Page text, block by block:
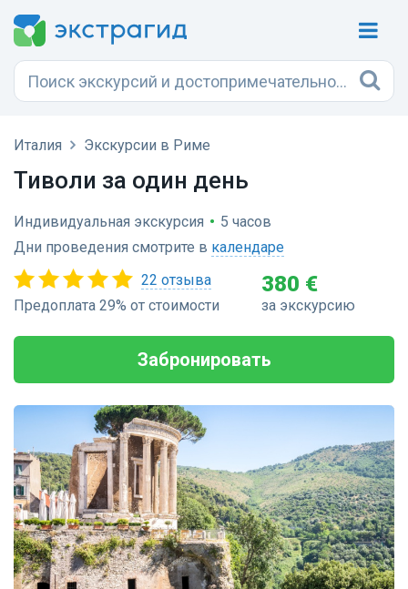
Италия Экскурсии в Риме
Тиволи за один день
Индивидуальная экскурсия • 5 часов
Дни проведения смотрите в календаре
22 отзыва
Предоплата 29% от стоимости
380 €
за экскурсию
Забронировать